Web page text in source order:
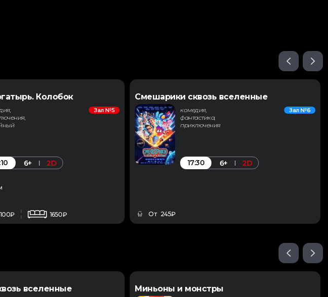
Колобок
Зал №5
6+ 2D
1650₽
Смешарики сквозь вселенные
комедия,
фантастика,
приключения
Зал №6
17:30 6+ 2D
От 245₽
вселенные Миньоны и монстры